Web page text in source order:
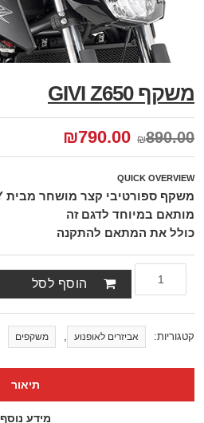
משקף GIVI Z650
₪890.00
₪790.00
QUICK OVERVIEW
משקף ספורטיבי קצר מושחר מבית GIVI ITALY
מותאם במיוחד לדגם זה
כולל את המתאם להתקנה
הוסף לסל
קטגוריות: אביזרים לאופנוע , משקפים
תיאור
מידע נוסף